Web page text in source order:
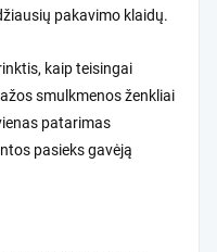
pakavimo klaidų.
kaip teisingai
smulkmenos ženkliai
patarimas
pasieks gavėją